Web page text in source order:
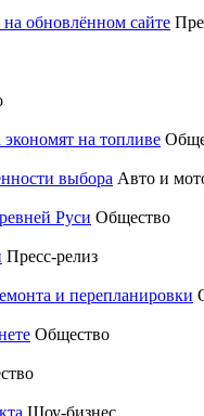
обновлённом сайте
на топливе
выбора Авто и
Руси Общество
Пресс-релиз
и перепланировки
Общество
Шоу-бизнес